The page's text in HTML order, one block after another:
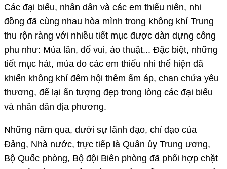
Các đại biểu, nhân dân và các em thiếu niên, nhi
đồng đã cùng nhau hòa mình trong không khí Trung
thu rộn ràng với nhiều tiết mục được dàn dựng công
phu như: Múa lân, đố vui, ảo thuật... Đặc biệt, những
tiết mục hát, múa do các em thiếu nhi thể hiện đã
khiến không khí đêm hội thêm ấm áp, chan chứa yêu
thương, để lại ấn tượng đẹp trong lòng các đại biểu
và nhân dân địa phương.
Những năm qua, dưới sự lãnh đạo, chỉ đạo của
Đảng, Nhà nước, trực tiếp là Quân ủy Trung ương,
Bộ Quốc phòng, Bộ đội Biên phòng đã phối hợp chặt